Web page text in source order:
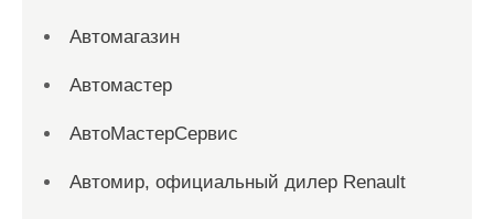
Автомагазин
Автомастер
АвтоМастерСервис
Автомир, официальный дилер Renault